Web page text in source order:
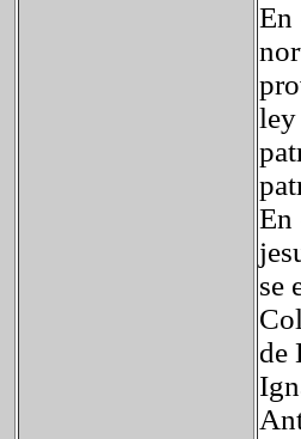
En
ley
En
se
de